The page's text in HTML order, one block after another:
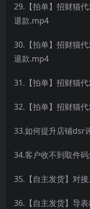
29.【拍单】招财猫
退款.mp4
30.【拍单】招财猫
退款.mp4
31.【拍单】招财猫
32.【拍单】招财猫
33.如何提升店铺dsr
34.客户收不到取件
35.【自主发货】对
36.【自主发货】导